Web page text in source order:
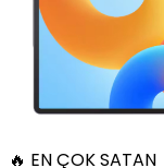
🔥 EN ÇOK SATAN